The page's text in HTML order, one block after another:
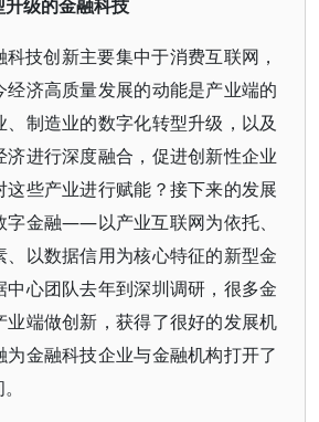
级的金融科技
技创新主要集中于消费互联网，
经济高质量发展的动能是产业端的
制造业的数字化转型升级，以及
济进行深度融合，促进创新性企业
这些产业进行赋能？接下来的发展
字金融——以产业互联网为依托、
、以数据信用为核心特征的新型金
中心团队去年到深圳调研，很多金
业端做创新，获得了很好的发展机
金融科技企业与金融机构打开了